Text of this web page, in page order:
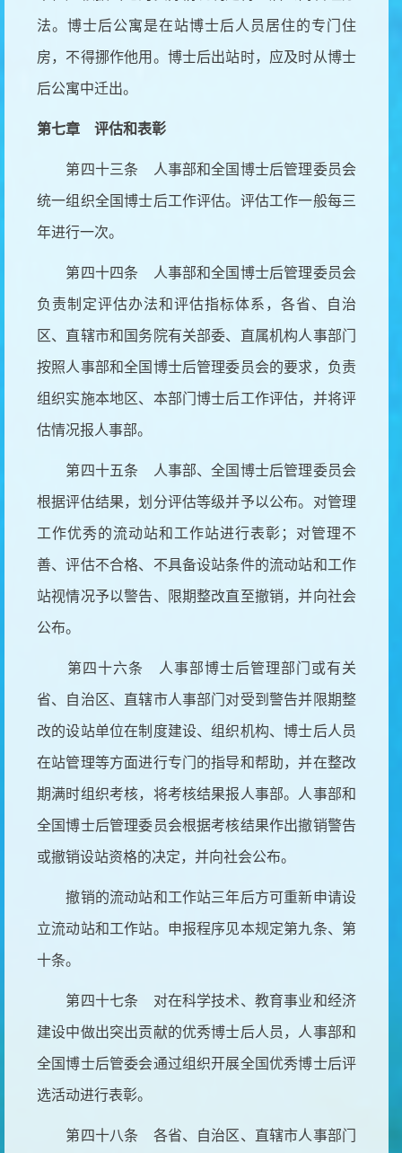
法。博士后公寓是在站博士后人员居住的专门住
房，不得挪作他用。博士后出站时，应及时从博士
后公寓中迁出。
第七章 评估和表彰
第四十三条 人事部和全国博士后管理委员会
统一组织全国博士后工作评估。评估工作一般每三
年进行一次。
第四十四条 人事部和全国博士后管理委员会
负责制定评估办法和评估指标体系，各省、自治
区、直辖市和国务院有关部委、直属机构人事部门
按照人事部和全国博士后管理委员会的要求，负责
组织实施本地区、本部门博士后工作评估，并将评
估情况报人事部。
第四十五条 人事部、全国博士后管理委员会
根据评估结果，划分评估等级并予以公布。对管理
工作优秀的流动站和工作站进行表彰；对管理不
善、评估不合格、不具备设站条件的流动站和工作
站视情况予以警告、限期整改直至撤销，并向社会
公布。
第四十六条 人事部博士后管理部门或有关
省、自治区、直辖市人事部门对受到警告并限期整
改的设站单位在制度建设、组织机构、博士后人员
在站管理等方面进行专门的指导和帮助，并在整改
期满时组织考核，将考核结果报人事部。人事部和
全国博士后管理委员会根据考核结果作出撤销警告
或撤销设站资格的决定，并向社会公布。
撤销的流动站和工作站三年后方可重新申请设
立流动站和工作站。申报程序见本规定第九条、第
十条。
第四十七条 对在科学技术、教育事业和经济
建设中做出突出贡献的优秀博士后人员，人事部和
全国博士后管委会通过组织开展全国优秀博士后评
选活动进行表彰。
第四十八条 各省、自治区、直辖市人事部门